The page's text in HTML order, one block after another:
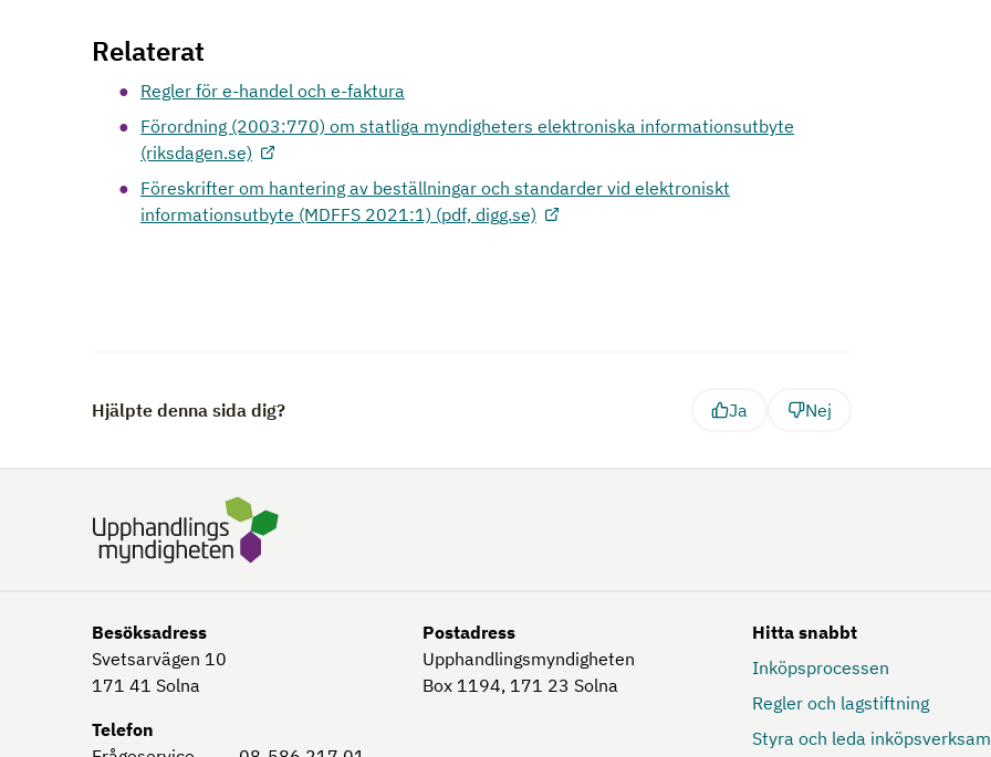
Relaterat
Regler för e-handel och e-faktura
Förordning (2003:770) om statliga myndigheters elektroniska informationsutbyte
(riksdagen.se)
Föreskrifter om hantering av beställningar och standarder vid elektroniskt
informationsutbyte (MDFFS 2021:1) (pdf, digg.se)
Hjälpte denna sida dig? Ja Nej
Besöksadress
Svetsarvägen 10
171 41 Solna
Telefon
Postadress
Upphandlingsmyndigheten
Box 1194, 171 23 Solna
Hitta snabbt
Inköpsprocessen
Regler och lagstiftning
Styra och leda